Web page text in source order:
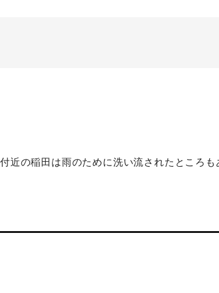
近の稲田は雨のために洗い流されたところも